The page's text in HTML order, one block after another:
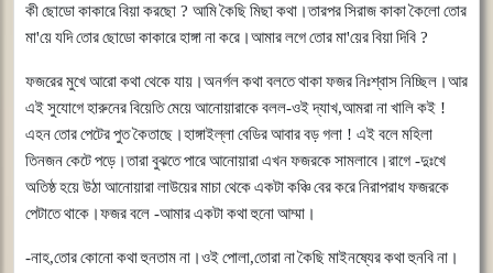
কীছোডোকাকারেবিয়াকরছো ? আমিকৈছিমিছাকথা।তারপরসিরাজকাকাকৈলোতোর
মা'য়েযদিতোরছোডোকাকারেহাঙ্গানাকরে।আমারলগেতোরমা'য়েরবিয়াদিবি ?
ফজরেরমুখেআরোকথাথেকেযায়।অনর্গলকথাবলতেথাকাফজরনিঃশ্বাসনিচ্ছিল।আর
এইসুযোগেহারুনেরবিয়েতিমেয়েআনোয়ারাকেবলল-ওইদ্যাখ,আমরানাখালিকই !
এহনতোরপেটেরপুতকৈতাছে।হাঙ্গাইল্লাবেডিরআবারবড়গলা ! এইবলেমহিলা
তিনজনকেটেপড়ে।তারাবুঝতেপারেআনোয়ারাএখনফজরকেসামলাবে।রাগে -দুঃখে
অতিষ্ঠহয়েউঠাআনোয়ারালাউয়েরমাচাথেকেএকটাকঞ্চিবেরকরেনিরাপরাধফজরকে
পেটাতেথাকে।ফজরবলে -আমারএকটাকথাহুনোআম্মা।
-নাহ,তোরকোনোকথাহুনতামনা।ওইপোলা,তোরানাকৈছিমাইনষ্যেরকথাহুনবিনা।